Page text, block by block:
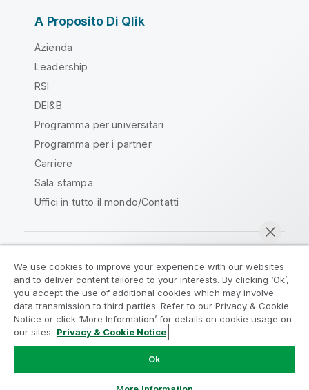
A Proposito Di Qlik
Azienda
Leadership
RSI
DEI&B
Programma per universitari
Programma per i partner
Carriere
Sala stampa
Uffici in tutto il mondo/Contatti
Qlik Community
Contratti
Termini del prodotto
Legal Policies
Note Legali
Termini di utilizzo
Marchi
Do Not Share My Info
Copyright © 1993-2026 QlikTech International AB. Tutti i
We use cookies to improve your experience with our websites
and to deliver content tailored to your interests. By clicking ‘Ok’,
you accept the use of additional cookies which may involve
data transmission to third parties. Refer to our Privacy & Cookie
Notice or click ‘More Information’ for details on cookie usage on
our sites. Privacy & Cookie Notice
Ok